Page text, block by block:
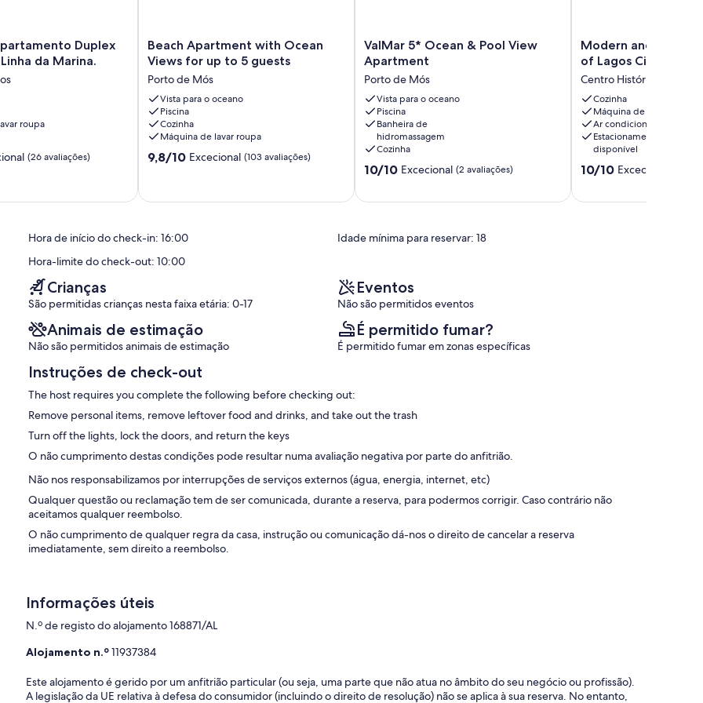
e falésias douradas. A Praia Dona Ana e a Praia do Camilo são
explorar pequenas grutas e recantos escondidos. Para quem
ou desportos aquáticos.
onde se encontram as muralhas de Lagos, a Igreja de Santo
Dr. José Formosinho. Outro ponto de interesse é o
à reflexão sobre a história da cidade.
Desde os pratos tradicionais de peixe fresco e marisco
pelas grutas da Ponta da Piedade, uma das paisagens mais
de Lagos. Para quem gosta de natureza, o pôr-do-sol visto da
Duplex
na primeira Linha da Marina.
roupa
(26 avaliações)
Beach
Apartment
Ocean
Views
for
up
to
5
de
Beach Apartment with Ocean
Views for up to 5 guests
Porto de Mós
Vista para o oceano
Piscina
Cozinha
Máquina de lavar roupa
Pontuação
de
de
10,
Excecional,
avaliações)
9,8/10 Excecional (103 avaliações)
ValMar
5*
Ocean
&
Pool
View
Apartment
Porto
de
Mós
ValMar 5* Ocean & Pool View
Apartment
Porto de Mós
Vista para o oceano
Piscina
Banheira de
hidromassagem
Cozinha
Pontuação
máximo
Excecional,
(2
avaliações)
10/10 Excecional (2 avaliações)
Modern
and
in
the
Heart
of
Lagos
City
Centro
Modern and Comfy
of Lagos City
Centro Histórico
Cozinha
Máquina de lavar roupa
Ar condicionado
Estacionamento
disponível
Pontuação
10/10 Excecional
Hora de início do check-in: 16:00
Idade mínima para reservar: 18
Hora-limite do check-out: 10:00
Crianças
São permitidas crianças nesta faixa etária: 0-17
Eventos
Não são permitidos eventos
Animais de estimação
Não são permitidos animais de estimação
É permitido fumar?
É permitido fumar em zonas específicas
Instruções de check-out
The host requires you complete the following before checking out:
Remove personal items, remove leftover food and drinks, and take out the trash
Turn off the lights, lock the doors, and return the keys
O não cumprimento destas condições pode resultar numa avaliação negativa por parte do anfitrião.
Não nos responsabilizamos por interrupções de serviços externos (água, energia, internet, etc)
Qualquer questão ou reclamação tem de ser comunicada, durante a reserva, para podermos corrigir. Caso contrário não
aceitamos qualquer reembolso.
O não cumprimento de qualquer regra da casa, instrução ou comunicação dá-nos o direito de cancelar a reserva
imediatamente, sem direito a reembolso.
Informações úteis
N.º de registo do alojamento 168871/AL
Alojamento n.º11937384
Este alojamento é gerido por um anfitrião particular (ou seja, uma parte que não atua no âmbito do seu negócio ou profissão).
A legislação da UE relativa à defesa do consumidor (incluindo o direito de resolução) não se aplica à sua reserva. No entanto,